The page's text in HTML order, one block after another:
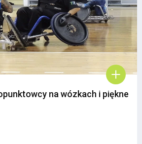
na wózkach i piękne